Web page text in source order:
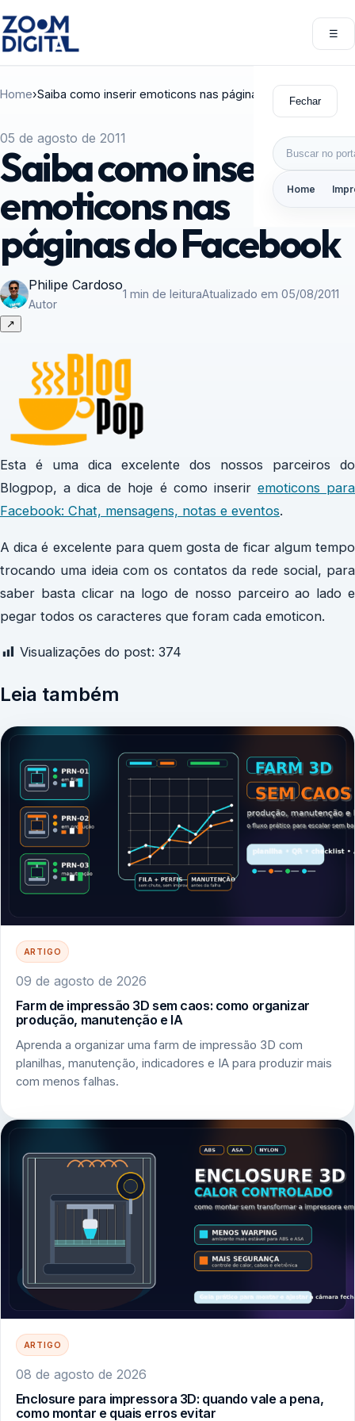
☰
Fechar
Buscar por:
Home
Home›Saiba como inserir emoticons nas páginas do Facebook
05 de agosto de 2011
Saiba como inserir
emoticons nas
páginas do Facebook
Philipe Cardoso
Autor
1 min de leituraAtualizado em 05/08/2011
↗
Esta é uma dica excelente dos nossos parceiros do
Blogpop, a dica de hoje é como inserir emoticons para
Facebook: Chat, mensagens, notas e eventos.
A dica é excelente para quem gosta de ficar algum tempo
trocando uma ideia com os contatos da rede social, para
saber basta clicar na logo de nosso parceiro ao lado e
pegar todos os caracteres que foram cada emoticon.
Visualizações do post: 374
Leia também
ARTIGO
09 de agosto de 2026
Farm de impressão 3D sem caos: como organizar
produção, manutenção e IA
Aprenda a organizar uma farm de impressão 3D com
planilhas, manutenção, indicadores e IA para produzir mais
com menos falhas.
ARTIGO
08 de agosto de 2026
Enclosure para impressora 3D: quando vale a pena,
como montar e quais erros evitar